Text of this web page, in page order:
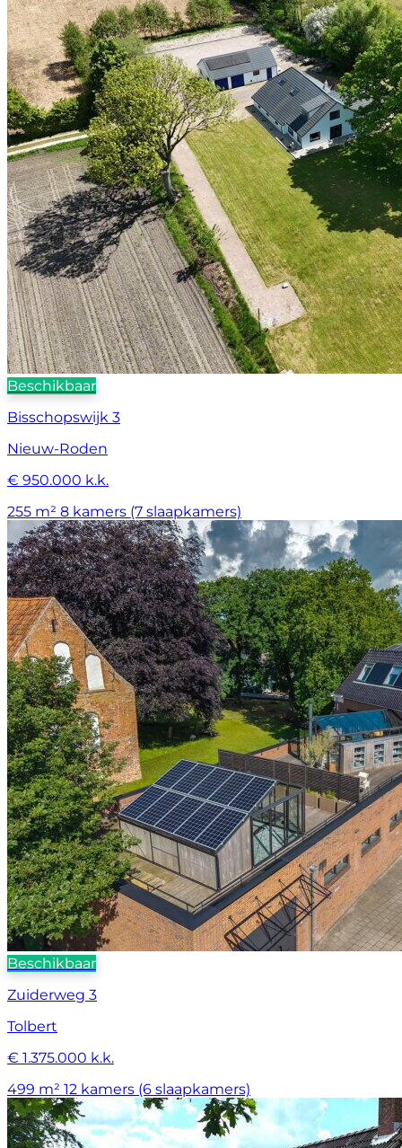
Beschikbaar
Bisschopswijk 3
Nieuw-Roden
€ 950.000 k.k.
255 m² 8 kamers (7 slaapkamers)
Beschikbaar
Zuiderweg 3
Tolbert
€ 1.375.000 k.k.
499 m² 12 kamers (6 slaapkamers)